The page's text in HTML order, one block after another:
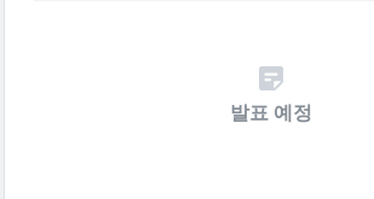
발표 예정